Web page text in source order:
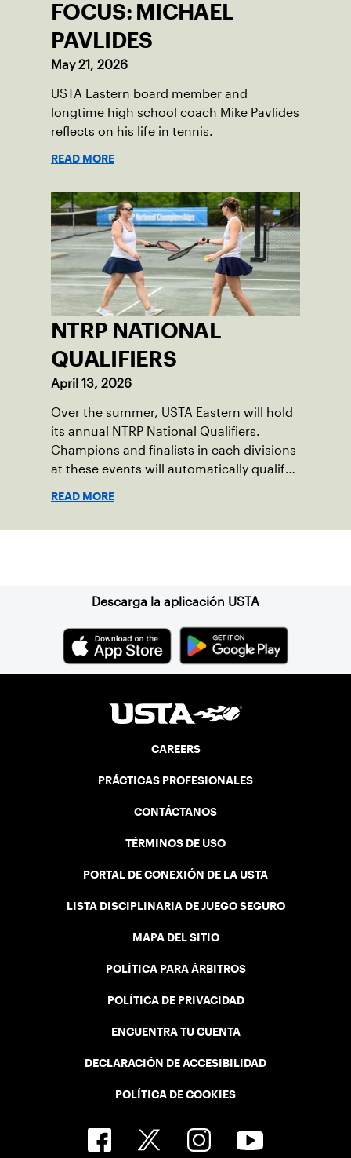
FOCUS: MICHAEL
PAVLIDES
May 21, 2026
USTA Eastern board member and
longtime high school coach Mike Pavlides
reflects on his life in tennis.
READ MORE
NTRP NATIONAL
QUALIFIERS
April 13, 2026
Over the summer, USTA Eastern will hold
its annual NTRP National Qualifiers.
Champions and finalists in each divisions
at these events will automatically qualify
READ MORE
Descarga la aplicación USTA
CAREERS
PRÁCTICAS PROFESIONALES
CONTÁCTANOS
TÉRMINOS DE USO
PORTAL DE CONEXIÓN DE LA USTA
LISTA DISCIPLINARIA DE JUEGO SEGURO
MAPA DEL SITIO
POLÍTICA PARA ÁRBITROS
POLÍTICA DE PRIVACIDAD
ENCUENTRA TU CUENTA
DECLARACIÓN DE ACCESIBILIDAD
POLÍTICA DE COOKIES